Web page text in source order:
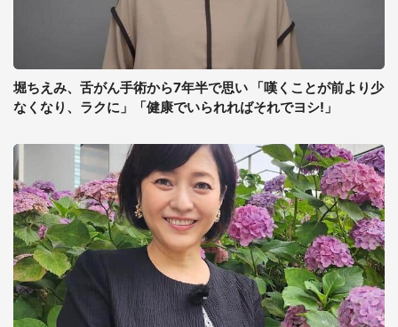
堀ちえみ、舌がん手術から7年半で思い 「嘆くことが前より少
なくなり、ラクに」「健康でいられればそれでヨシ!」